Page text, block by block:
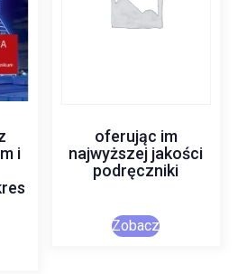
i
oferując im
najwyższej jakości
podręczniki
Zobacz